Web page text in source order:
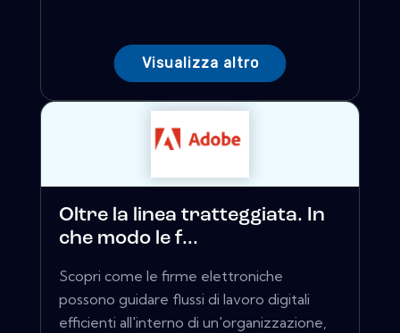
Visualizza altro
Oltre la linea tratteggiata. In
che modo le f...
Scopri come le firme elettroniche
possono guidare flussi di lavoro digitali
efficienti all'interno di un'organizzazione,